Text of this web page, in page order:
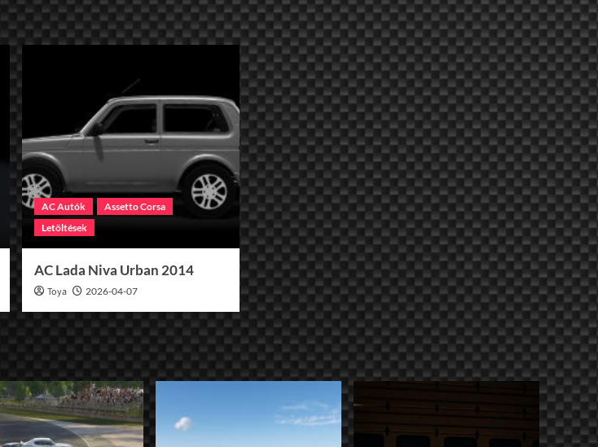
AC Autók
Assetto Corsa
Letöltések
AC Lada Niva Urban 2014
Toya 2026-04-07